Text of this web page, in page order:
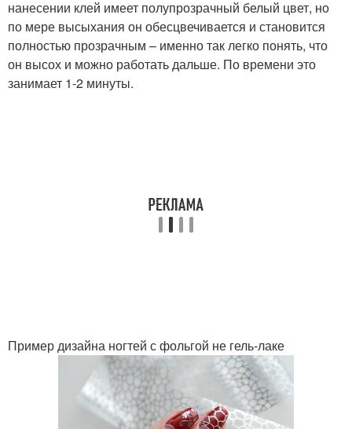
нанесении клей имеет полупрозрачный белый цвет, но
по мере высыхания он обесцвечивается и становится
полностью прозрачным – именно так легко понять, что
он высох и можно работать дальше. По времени это
занимает 1-2 минуты.
Пример дизайна ногтей с фольгой не гель-лаке